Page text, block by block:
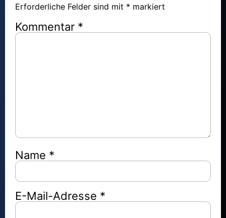
Mehr laden
Erforderliche Felder sind mit * markiert
Kommentar *
Name *
E-Mail-Adresse *